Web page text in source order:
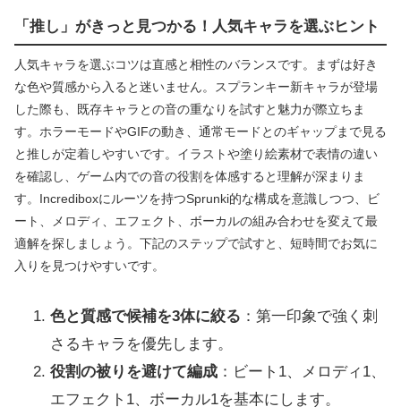
「推し」がきっと見つかる！人気キャラを選ぶヒント
人気キャラを選ぶコツは直感と相性のバランスです。まずは好き
な色や質感から入ると迷いません。スプランキー新キャラが登場
した際も、既存キャラとの音の重なりを試すと魅力が際立ちま
す。ホラーモードやGIFの動き、通常モードとのギャップまで見る
と推しが定着しやすいです。イラストや塗り絵素材で表情の違い
を確認し、ゲーム内での音の役割を体感すると理解が深まりま
す。Incrediboxにルーツを持つSprunki的な構成を意識しつつ、ビ
ート、メロディ、エフェクト、ボーカルの組み合わせを変えて最
適解を探しましょう。下記のステップで試すと、短時間でお気に
入りを見つけやすいです。
色と質感で候補を3体に絞る ：第一印象で強く刺
さるキャラを優先します。
役割の被りを避けて編成 ：ビート1、メロディ1、
エフェクト1、ボーカル1を基本にします。